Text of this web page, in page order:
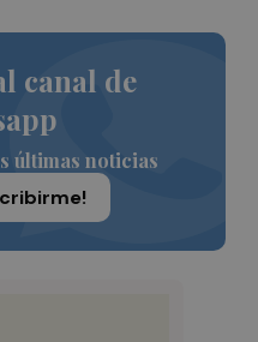
canal de
últimas noticias